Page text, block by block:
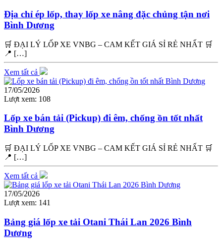
Địa chỉ ép lốp, thay lốp xe nâng đặc chủng tận nơi
Bình Dương
🛒 ĐẠI LÝ LỐP XE VNBG – CAM KẾT GIÁ SỈ RẺ NHẤT 🛒
📍 […]
Xem tất cả
17/05/2026
Lượt xem: 108
Lốp xe bán tải (Pickup) đi êm, chống ồn tốt nhất
Bình Dương
🛒 ĐẠI LÝ LỐP XE VNBG – CAM KẾT GIÁ SỈ RẺ NHẤT 🛒
📍 […]
Xem tất cả
17/05/2026
Lượt xem: 141
Bảng giá lốp xe tải Otani Thái Lan 2026 Bình
Dương